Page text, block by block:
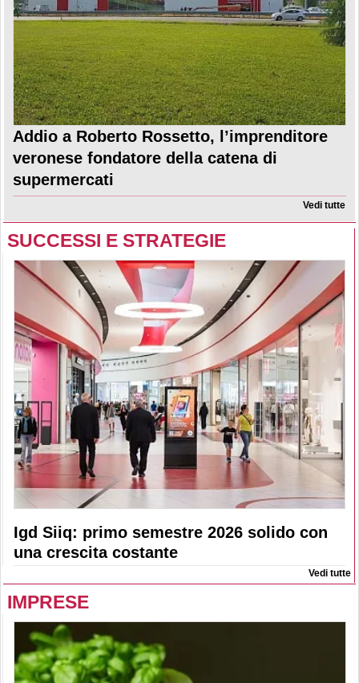
Addio a Roberto Rossetto, l’imprenditore
veronese fondatore della catena di
supermercati
Vedi tutte
SUCCESSI E STRATEGIE
Igd Siiq: primo semestre 2026 solido con
una crescita costante
Vedi tutte
IMPRESE